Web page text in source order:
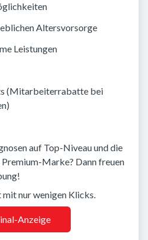
Altersvorsorge
Leistungen
(Mitarbeiterrabatte bei
auf Top-Niveau und die
Marke? Dann freuen
nur wenigen Klicks.
Anzeige